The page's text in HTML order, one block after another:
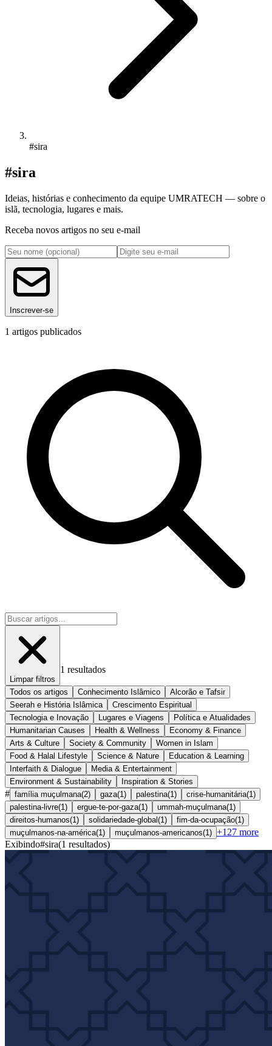
#sira
#sira
Ideias, histórias e conhecimento da equipe UMRATECH — sobre o
islã, tecnologia, lugares e mais.
Receba novos artigos no seu e-mail
Inscrever-se
1 artigos publicados
Limpar filtros
1 resultados
Todos os artigos Conhecimento Islâmico
Alcorão e Tafsir
Seerah e História Islâmica
Crescimento Espiritual
Tecnologia e Inovação
Lugares e Viagens
Política e Atualidades
Humanitarian Causes
Health & Wellness
Economy & Finance
Arts & Culture
Society & Community
Women in Islam
Food & Halal Lifestyle
Science & Nature
Education & Learning
Interfaith & Dialogue
Media & Entertainment
Environment & Sustainability
Inspiration & Stories
# família muçulmana(2) gaza(1 ) palestina(1 ) crise-humanitária(1 )
palestina-livre(1 ) ergue-te-por-gaza(1 ) ummah-muçulmana(1 )
direitos-humanos(1 ) solidariedade-global (1 ) fim-da-ocupação(1 )
muçulmanos-na-américa(1 ) muçulmanos-americanos(1 ) +127 more
Exibindo#sira(1 resultados)